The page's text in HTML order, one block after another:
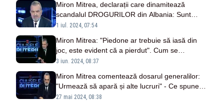
Miron Mitrea, declarații care dinamitează
scandalul DROGURILOR din Albania: Sunt
informații și fotografii din 2018-2019. Subiectul
1 iul. 2024, 07:54
Miron Mitrea: "Piedone ar trebuie să iasă din
joc, este evident că a pierdut". Cum se
poziționează Gabriela Firea
3 iun. 2024, 08:37
Miron Mitrea comentează dosarul generalilor:
"Urmează să apară și alte lucruri" - Ce spune
despre Florian Coldea
27 mai 2024, 08:38